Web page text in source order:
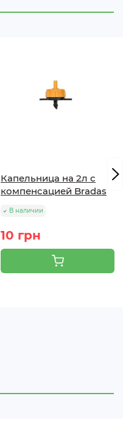
Капельница на 2л с
компенсацией Bradas
В наличии
10 грн